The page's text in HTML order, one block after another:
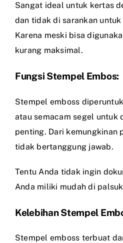
Sangat ideal untuk kertas
dan tidak di sarankan
Karena meski bisa
kurang maksimal.
Fungsi Stempel Embos:
Stempel emboss
atau semacam segel untuk
penting. Dari kemungkinan
tidak bertanggung jawab.
Tentu Anda tidak ingin
Anda miliki mudah di
Kelebihan Stempel
Stempel emboss terbuat